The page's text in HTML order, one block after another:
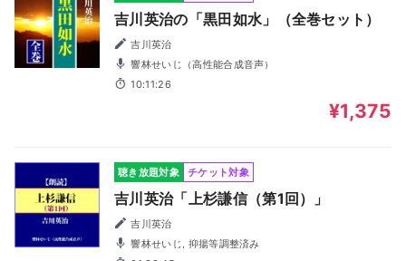
吉川英治の「黒田如水」（全巻セット）
吉川英治
響林せいじ（高性能合成音声）
10:11:26
¥1,375
聴き放題対象 チケット対象
吉川英治「上杉謙信（第1回）」
吉川英治
響林せいじ, 抑揚等調整済み